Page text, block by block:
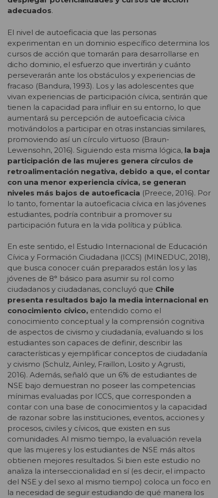
adecuados.
El nivel de autoeficacia que las personas
experimentan en un dominio específico determina los
cursos de acción que tomarán para desarrollarse en
dicho dominio, el esfuerzo que invertirán y cuánto
perseverarán ante los obstáculos y experiencias de
fracaso (Bandura, 1993). Los y las adolescentes que
vivan experiencias de participación cívica, sentirán que
tienen la capacidad para influir en su entorno, lo que
aumentará su percepción de autoeficacia cívica
motivándolos a participar en otras instancias similares,
promoviendo así un círculo virtuoso (Braun-
Lewensohn, 2016). Siguiendo esta misma lógica, la baja
participación de las mujeres genera círculos de
retroalimentación negativa, debido a que, el contar
con una menor experiencia cívica, se generan
niveles más bajos de autoeficacia (Preece, 2016). Por
lo tanto, fomentar la autoeficacia cívica en las jóvenes
estudiantes, podría contribuir a promover su
participación futura en la vida política y pública.
En este sentido, el Estudio Internacional de Educación
Cívica y Formación Ciudadana (ICCS) (MINEDUC, 2018),
que busca conocer cuán preparados están los y las
jóvenes de 8° básico para asumir su rol como
ciudadanos y ciudadanas, concluyó que Chile
presenta resultados bajo la media internacional en
conocimiento cívico, entendido como el
conocimiento conceptual y la comprensión cognitiva
de aspectos de civismo y ciudadanía, evaluando si los
estudiantes son capaces de definir, describir las
características y ejemplificar conceptos de ciudadanía
y civismo (Schulz, Ainley, Fraillon, Losito y Agrusti,
2016). Además, señaló que un 6% de estudiantes de
NSE bajo demuestran no poseer las competencias
mínimas evaluadas por ICCS, que corresponden a
contar con una base de conocimientos y la capacidad
de razonar sobre las instituciones, eventos, acciones y
procesos, civiles y cívicos, que existen en sus
comunidades. Al mismo tiempo, la evaluación revela
que las mujeres y los estudiantes de NSE más altos
obtienen mejores resultados. Si bien este estudio no
analiza la interseccionalidad en sí (es decir, el impacto
del NSE y del sexo al mismo tiempo) coloca un foco en
la necesidad de seguir estudiando de qué manera los